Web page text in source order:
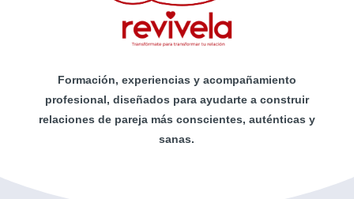
Formación, experiencias y acompañamiento
profesional, diseñados para ayudarte a construir
relaciones de pareja más conscientes, auténticas y
sanas.